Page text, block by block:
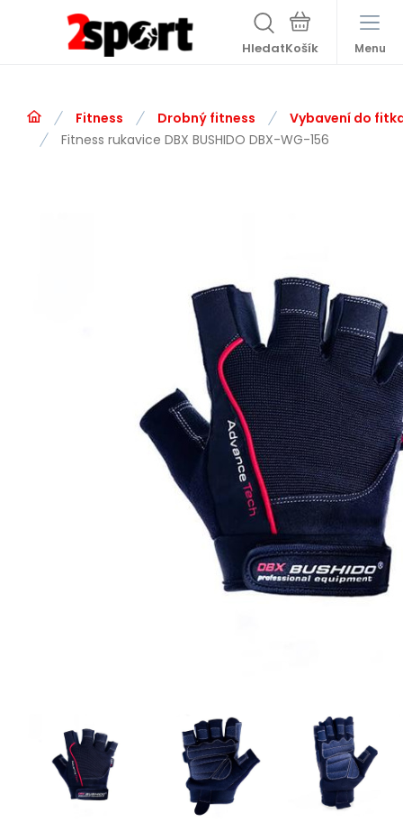
Hledat Menu
Fitness Drobný fitness
Vybavení do
Fitness rukavice DBX BUSHIDO DBX-WG-156